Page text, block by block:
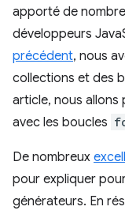
apporté de
développeurs
précédent, nous
collections et des
article, nous allons
avec les boucles
De nombreux
pour expliquer
générateurs. En